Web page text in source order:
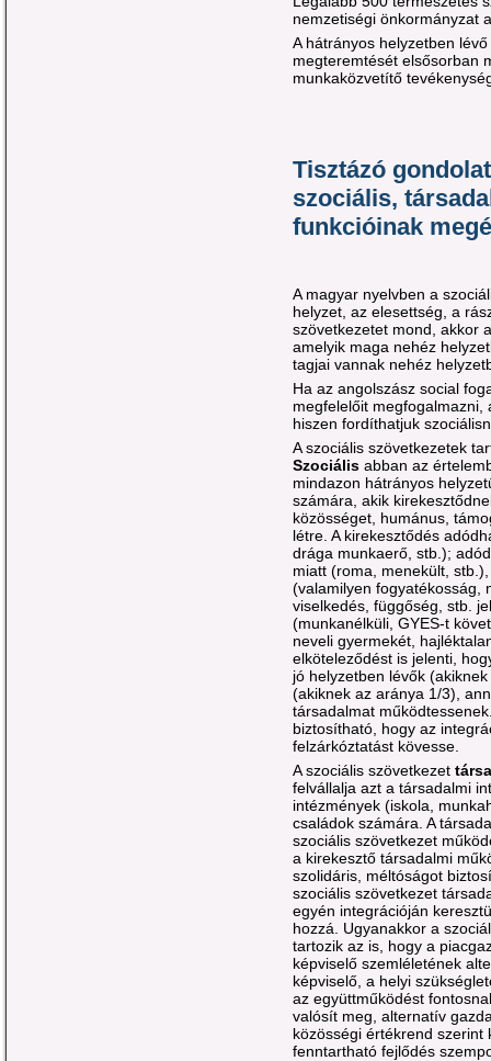
nemzetiségi önkormányzat
A hátrányos helyzetben
megteremtését elsősorban
munkaközvetítő
Tisztázó
szociális,
funkcióinak
A magyar nyelvben a
helyzet, az elesettség, a
szövetkezetet mond, akkor
amelyik maga nehéz
tagjai vannak nehéz
Ha az angolszász social
megfelelőit
hiszen fordíthatjuk
A szociális szövetkezetek
Szociális abban az
mindazon hátrányos
számára, akik
közösséget, humánus,
létre. A kirekesztődés
drága munkaerő, stb.);
miatt (roma, menekült,
(valamilyen fogyatékosság,
viselkedés, függőség, stb.
(munkanélküli, GYES-t
neveli gyermekét,
elköteleződést is jelenti,
jó helyzetben lévők
(akiknek az aránya 1/3),
társadalmat
biztosítható, hogy az
felzárkóztatást kövesse.
A szociális szövetkezet
felvállalja azt a társadalmi
intézmények (iskola,
családok számára. A
szociális szövetkezet
a kirekesztő társadalmi
szolidáris, méltóságot
szociális szövetkezet
egyén integrációján
hozzá. Ugyanakkor a
tartozik az is, hogy a
képviselő szemléletének
képviselő, a helyi
az együttműködést
valósít meg, alternatív
közösségi értékrend
fenntartható fejlődés